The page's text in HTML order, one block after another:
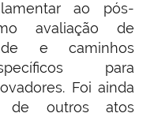
ao pós-
avaliação de
e caminhos
para
Foi ainda
de outros atos